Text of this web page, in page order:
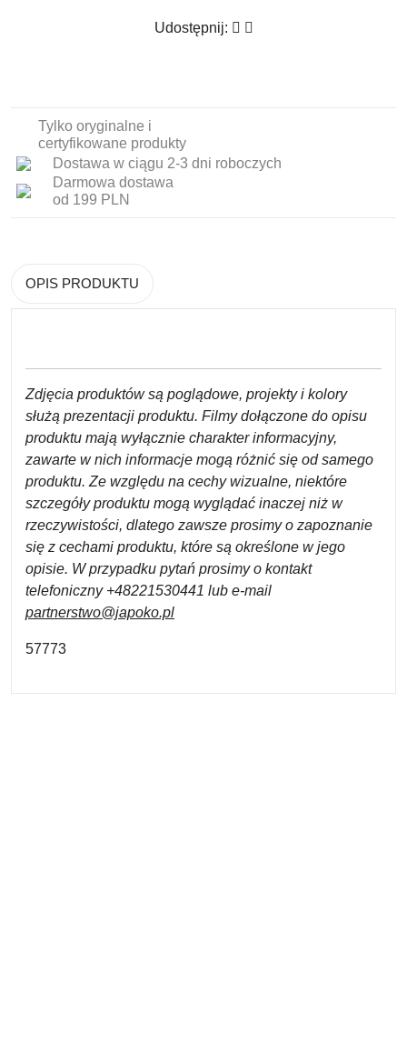
Udostępnij:
Tylko oryginalne i
certyfikowane produkty
Dostawa w ciągu 2-3 dni roboczych
Darmowa dostawa
od 199 PLN
OPIS PRODUKTU
Zdjęcia produktów są poglądowe, projekty i kolory
służą prezentacji produktu. Filmy dołączone do opisu
produktu mają wyłącznie charakter informacyjny,
zawarte w nich informacje mogą różnić się od samego
produktu. Ze względu na cechy wizualne, niektóre
szczegóły produktu mogą wyglądać inaczej niż w
rzeczywistości, dlatego zawsze prosimy o zapoznanie
się z cechami produktu, które są określone w jego
opisie. W przypadku pytań prosimy o kontakt
telefoniczny +48221530441 lub e-mail
partnerstwo@japoko.pl
57773